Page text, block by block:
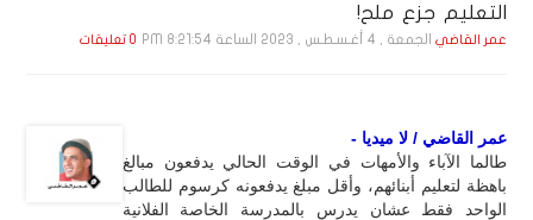
التعليم جزع ملح!
عمر القاضي الجمعة , 4 أغـسـطـس , 2023 الساعة 8:21:54 PM 0 تعليقات
عمر القاضي / لا ميديا -
طالما الآباء والأمهات في الوقت الحالي يدفعون مبالغ
باهظة لتعليم أبنائهم، وأقل مبلغ يدفعونه كرسوم للطالب
الواحد فقط عشان يدرس بالمدرسة الخاصة الفلانية